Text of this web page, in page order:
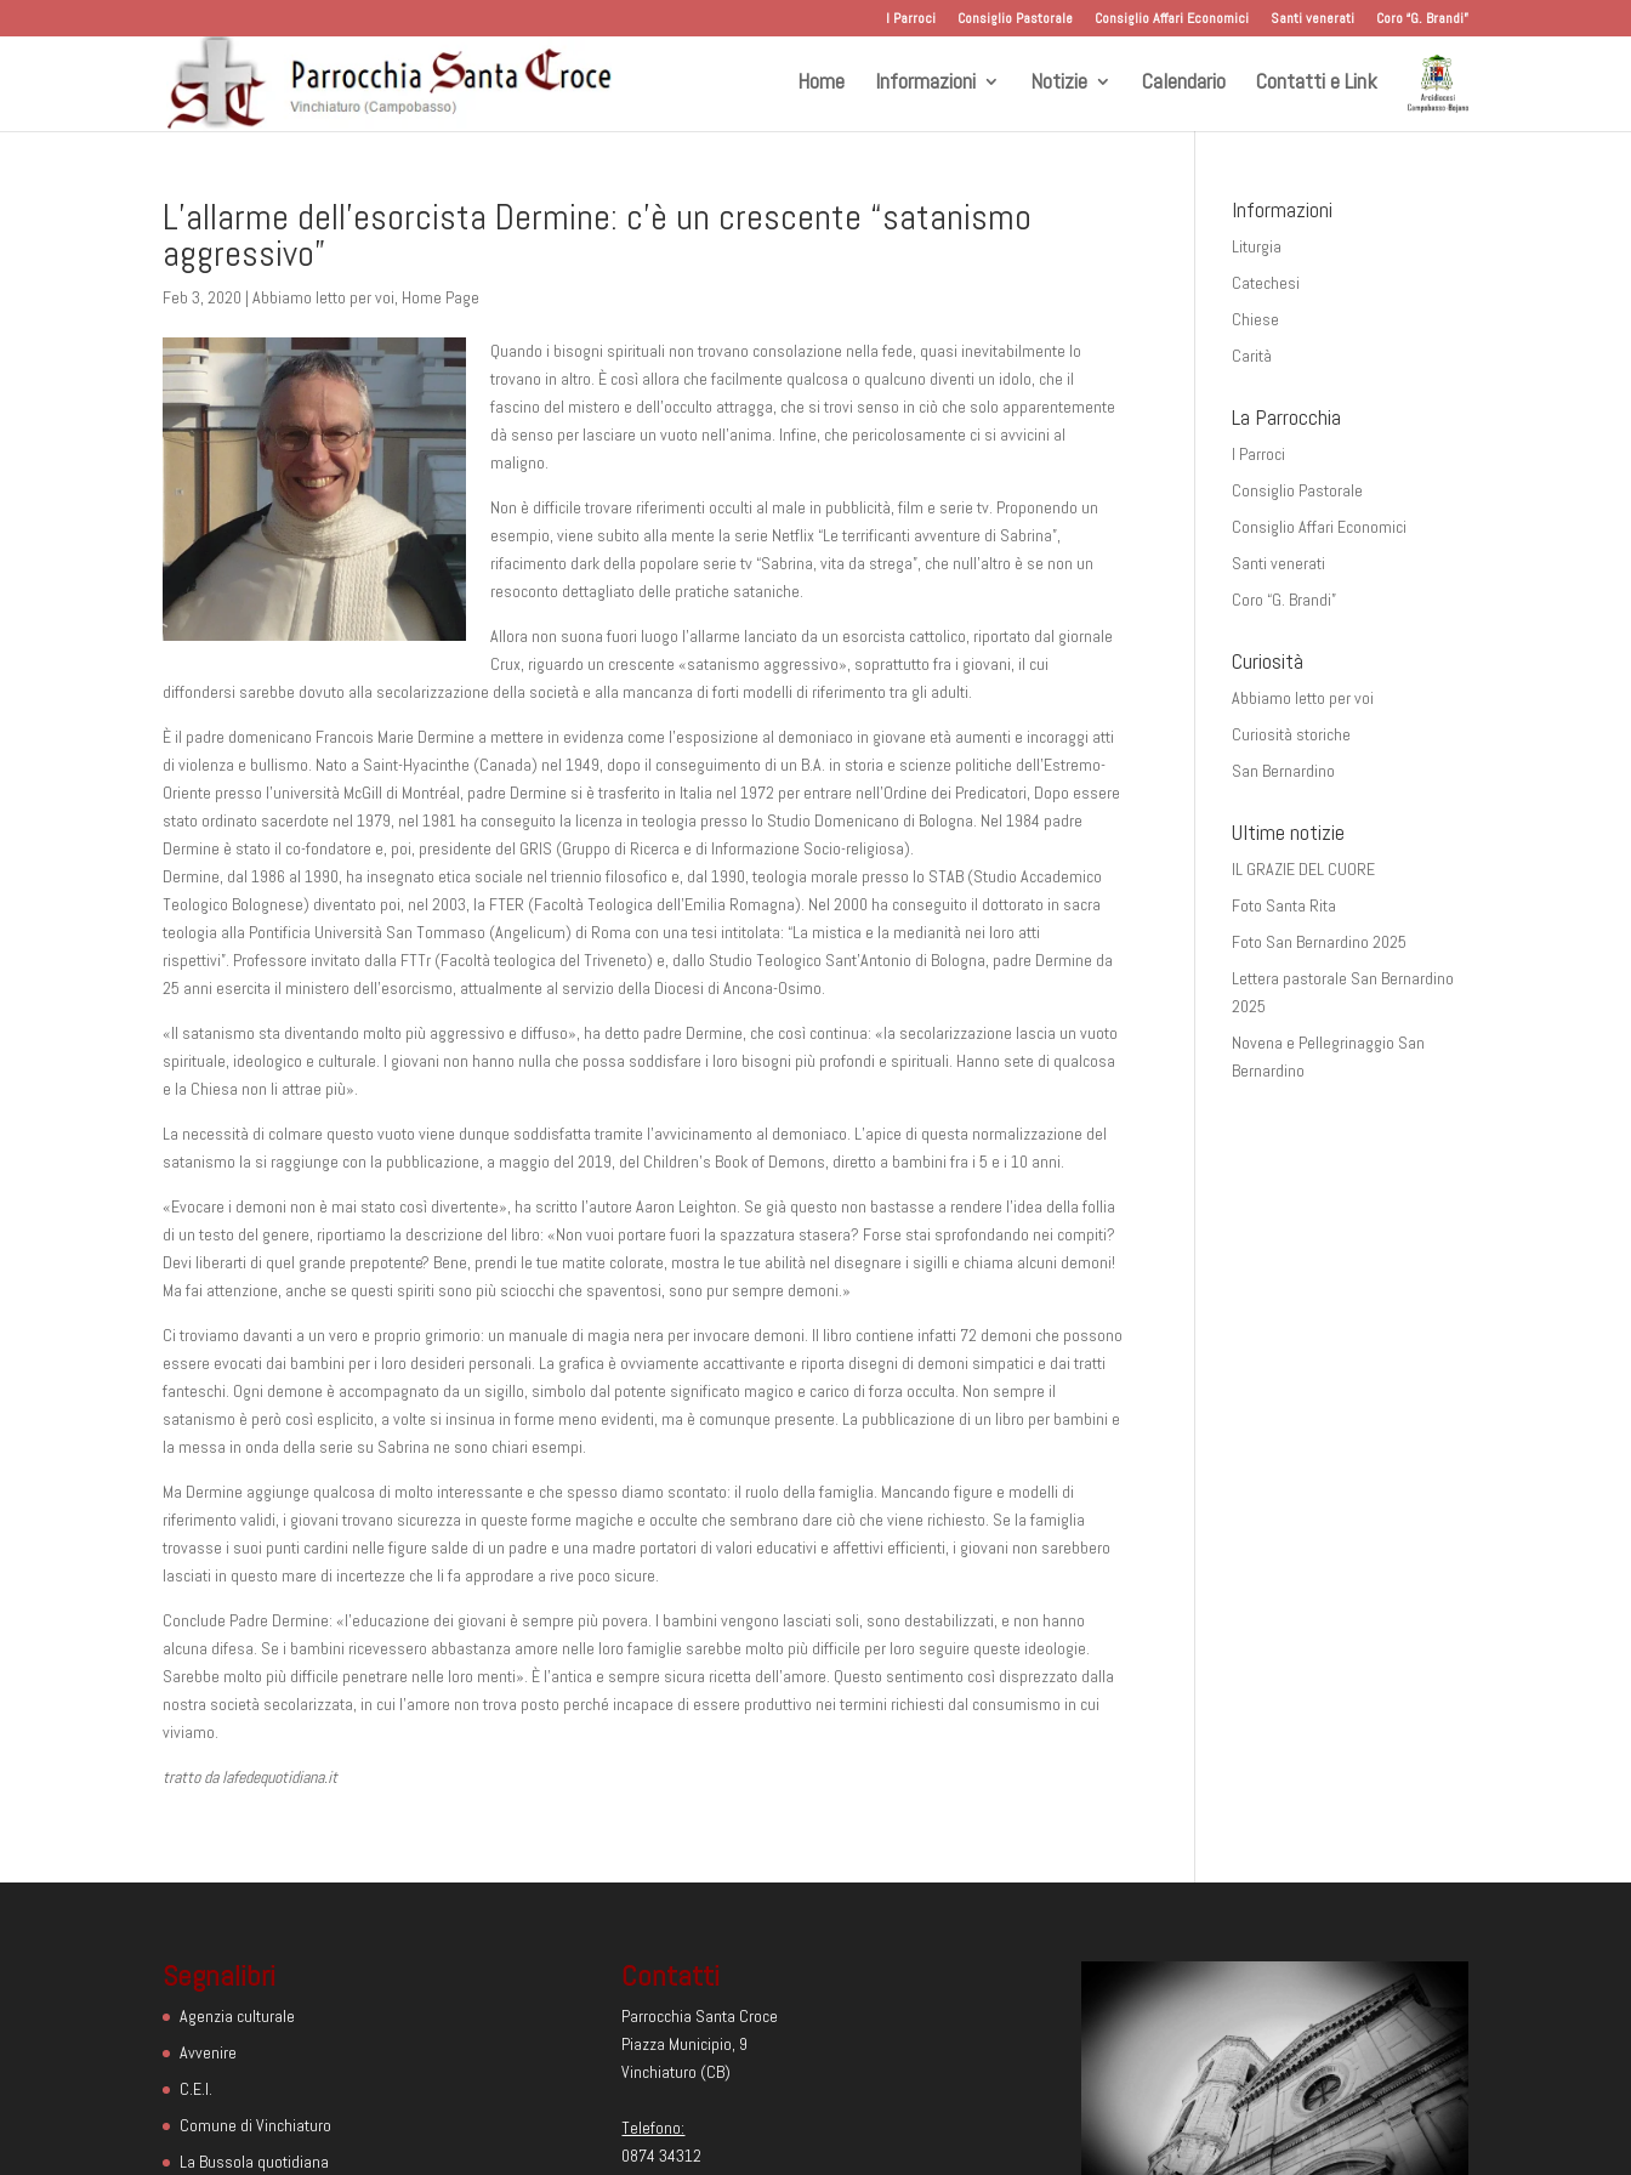
I Parroci Consiglio Pastorale Consiglio Affari Economici Santi venerati Coro “G. Brandi”
Home Informazioni Notizie Calendario Contatti e Link
L’allarme dell’esorcista Dermine: c’è un crescente “satanismo
aggressivo”
Feb 3, 2020 |Abbiamo letto per voi, Home Page
Quando i bisogni spirituali non trovano consolazione nella fede, quasi inevitabilmente lo
trovano in altro. È così allora che facilmente qualcosa o qualcuno diventi un idolo, che il
fascino del mistero e dell’occulto attragga, che si trovi senso in ciò che solo apparentemente
dà senso per lasciare un vuoto nell’anima. Infine, che pericolosamente ci si avvicini al
maligno.
Non è difficile trovare riferimenti occulti al male in pubblicità, film e serie tv. Proponendo un
esempio, viene subito alla mente la serie Netflix “Le terrificanti avventure di Sabrina”,
rifacimento dark della popolare serie tv “Sabrina, vita da strega”, che null’altro è se non un
resoconto dettagliato delle pratiche sataniche.
Allora non suona fuori luogo l’allarme lanciato da un esorcista cattolico, riportato dal giornale
Crux, riguardo un crescente «satanismo aggressivo», soprattutto fra i giovani, il cui
diffondersi sarebbe dovuto alla secolarizzazione della società e alla mancanza di forti modelli di riferimento tra gli adulti.
È il padre domenicano Francois Marie Dermine a mettere in evidenza come l’esposizione al demoniaco in giovane età aumenti e incoraggi atti
di violenza e bullismo. Nato a Saint-Hyacinthe (Canada) nel 1949, dopo il conseguimento di un B.A. in storia e scienze politiche dell’Estremo-
Oriente presso l’università McGill di Montréal, padre Dermine si è trasferito in Italia nel 1972 per entrare nell’Ordine dei Predicatori, Dopo essere
stato ordinato sacerdote nel 1979, nel 1981 ha conseguito la licenza in teologia presso lo Studio Domenicano di Bologna. Nel 1984 padre
Dermine è stato il co-fondatore e, poi, presidente del GRIS (Gruppo di Ricerca e di Informazione Socio-religiosa).
Dermine, dal 1986 al 1990, ha insegnato etica sociale nel triennio filosofico e, dal 1990, teologia morale presso lo STAB (Studio Accademico
Teologico Bolognese) diventato poi, nel 2003, la FTER (Facoltà Teologica dell’Emilia Romagna). Nel 2000 ha conseguito il dottorato in sacra
teologia alla Pontificia Università San Tommaso (Angelicum) di Roma con una tesi intitolata: “La mistica e la medianità nei loro atti
rispettivi”. Professore invitato dalla FTTr (Facoltà teologica del Triveneto) e, dallo Studio Teologico Sant’Antonio di Bologna, padre Dermine da
25 anni esercita il ministero dell’esorcismo, attualmente al servizio della Diocesi di Ancona-Osimo.
«Il satanismo sta diventando molto più aggressivo e diffuso», ha detto padre Dermine, che così continua: «la secolarizzazione lascia un vuoto
spirituale, ideologico e culturale. I giovani non hanno nulla che possa soddisfare i loro bisogni più profondi e spirituali. Hanno sete di qualcosa
e la Chiesa non li attrae più».
La necessità di colmare questo vuoto viene dunque soddisfatta tramite l’avvicinamento al demoniaco. L’apice di questa normalizzazione del
satanismo la si raggiunge con la pubblicazione, a maggio del 2019, del Children’s Book of Demons, diretto a bambini fra i 5 e i 10 anni.
«Evocare i demoni non è mai stato così divertente», ha scritto l’autore Aaron Leighton. Se già questo non bastasse a rendere l’idea della follia
di un testo del genere, riportiamo la descrizione del libro: «Non vuoi portare fuori la spazzatura stasera? Forse stai sprofondando nei compiti?
Devi liberarti di quel grande prepotente? Bene, prendi le tue matite colorate, mostra le tue abilità nel disegnare i sigilli e chiama alcuni demoni!
Ma fai attenzione, anche se questi spiriti sono più sciocchi che spaventosi, sono pur sempre demoni.»
Ci troviamo davanti a un vero e proprio grimorio: un manuale di magia nera per invocare demoni. Il libro contiene infatti 72 demoni che possono
essere evocati dai bambini per i loro desideri personali. La grafica è ovviamente accattivante e riporta disegni di demoni simpatici e dai tratti
fanteschi. Ogni demone è accompagnato da un sigillo, simbolo dal potente significato magico e carico di forza occulta. Non sempre il
satanismo è però così esplicito, a volte si insinua in forme meno evidenti, ma è comunque presente. La pubblicazione di un libro per bambini e
la messa in onda della serie su Sabrina ne sono chiari esempi.
Ma Dermine aggiunge qualcosa di molto interessante e che spesso diamo scontato: il ruolo della famiglia. Mancando figure e modelli di
riferimento validi, i giovani trovano sicurezza in queste forme magiche e occulte che sembrano dare ciò che viene richiesto. Se la famiglia
trovasse i suoi punti cardini nelle figure salde di un padre e una madre portatori di valori educativi e affettivi efficienti, i giovani non sarebbero
lasciati in questo mare di incertezze che li fa approdare a rive poco sicure.
Conclude Padre Dermine: «l’educazione dei giovani è sempre più povera. I bambini vengono lasciati soli, sono destabilizzati, e non hanno
alcuna difesa. Se i bambini ricevessero abbastanza amore nelle loro famiglie sarebbe molto più difficile per loro seguire queste ideologie.
Sarebbe molto più difficile penetrare nelle loro menti». È l’antica e sempre sicura ricetta dell’amore. Questo sentimento così disprezzato dalla
nostra società secolarizzata, in cui l’amore non trova posto perché incapace di essere produttivo nei termini richiesti dal consumismo in cui
viviamo.
tratto da lafedequotidiana.it
Informazioni
Liturgia
Catechesi
Chiese
Carità
La Parrocchia
I Parroci
Consiglio Pastorale
Consiglio Affari Economici
Santi venerati
Coro “G. Brandi”
Curiosità
Abbiamo letto per voi
Curiosità storiche
San Bernardino
Ultime notizie
IL GRAZIE DEL CUORE
Foto Santa Rita
Foto San Bernardino 2025
Lettera pastorale San Bernardino
2025
Novena e Pellegrinaggio San
Bernardino
Segnalibri
Agenzia culturale
Avvenire
C.E.I.
Comune di Vinchiaturo
La Bussola quotidiana
Contatti
Parrocchia Santa Croce
Piazza Municipio, 9
Vinchiaturo (CB)
Telefono:
0874 34312